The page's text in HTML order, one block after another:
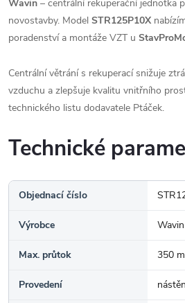
Wavin – centrální rekuperační jednotka
novostavby. Model STR125P10X
poradenství a montáže VZT u
Centrální větrání s rekuperací snižuje
vzduchu a zlepšuje kvalitu vnitřního
technického listu dodavatele Ptáček.
Technické
Objednací číslo
Výrobce Wavin
Max. průtok 350
Provedení